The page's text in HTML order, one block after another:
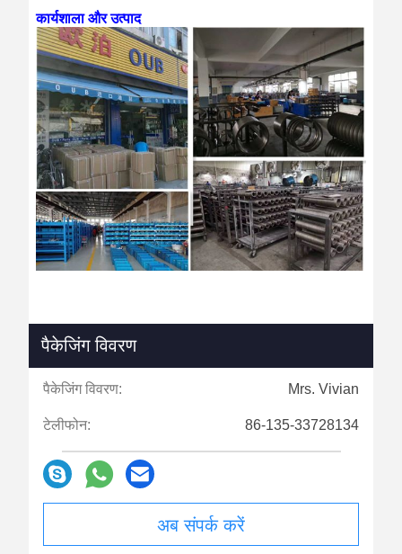
कार्यशाला और उत्पाद
पैकेजिंग विवरण
पैकेजिंग विवरण: Mrs. Vivian
टेलीफोन: 86-135-33728134
अब संपर्क करें